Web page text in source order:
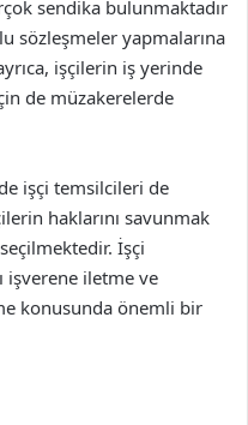
sendika bulunmaktadır
sözleşmeler yapmalarına
işçilerin iş yerinde
de müzakerelerde
işçi temsilcileri de
haklarını savunmak
İşçi
işverene iletme ve
konusunda önemli bir